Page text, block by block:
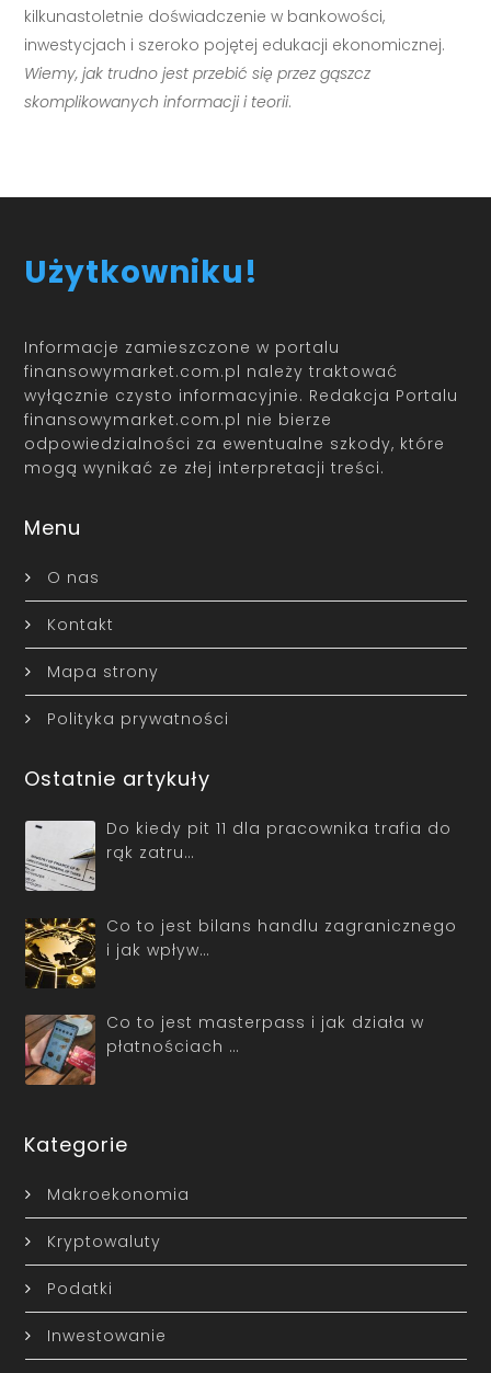
kilkunastoletnie doświadczenie w bankowości,
inwestycjach i szeroko pojętej edukacji ekonomicznej.
Wiemy, jak trudno jest przebić się przez gąszcz
skomplikowanych informacji i teorii.
Użytkowniku!
Informacje zamieszczone w portalu
finansowymarket.com.pl należy traktować
wyłącznie czysto informacyjnie. Redakcja Portalu
finansowymarket.com.pl nie bierze
odpowiedzialności za ewentualne szkody, które
mogą wynikać ze złej interpretacji treści.
Menu
O nas
Kontakt
Mapa strony
Polityka prywatności
Ostatnie artykuły
Do kiedy pit 11 dla pracownika trafia do
rąk zatru…
Co to jest bilans handlu zagranicznego
i jak wpływ…
Co to jest masterpass i jak działa w
płatnościach …
Kategorie
Makroekonomia
Kryptowaluty
Podatki
Inwestowanie